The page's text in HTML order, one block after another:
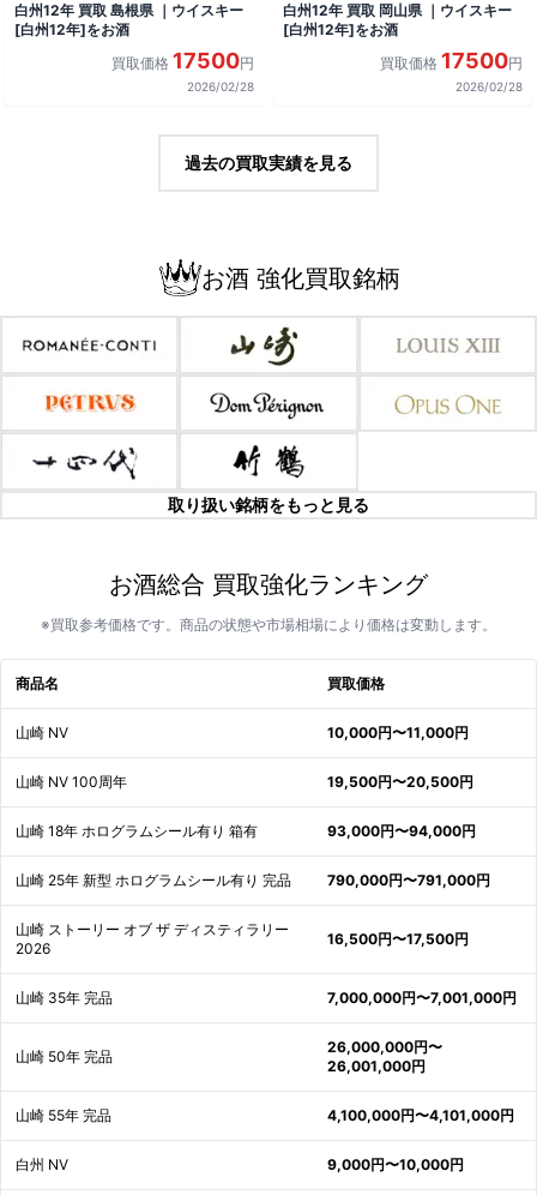
白州12年 買取 島根県 ｜ウイスキー
[白州12年]をお酒
買取価格 17500円
2026/02/28
白州12年 買取 岡山県 ｜ウイスキー
[白州12年]をお酒
買取価格 17500円
2026/02/28
過去の買取実績を見る
お酒 強化買取銘柄
取り扱い銘柄をもっと見る
お酒総合 買取強化ランキング
※買取参考価格です。商品の状態や市場相場により価格は変動します。
商品名 買取価格
山崎 NV 10,000円〜11,000円
山崎 NV 100周年 19,500円〜20,500円
山崎 18年 ホログラムシール有り 箱有 93,000円〜94,000円
山崎 25年 新型 ホログラムシール有り 完品 790,000円〜791,000円
山崎 ストーリー オブ ザ ディスティラリー
2026
16,500円〜17,500円
山崎 35年 完品 7,000,000円〜7,001,000円
山崎 50年 完品
26,000,000円〜
26,001,000円
山崎 55年 完品 4,100,000円〜4,101,000円
白州 NV 9,000円〜10,000円